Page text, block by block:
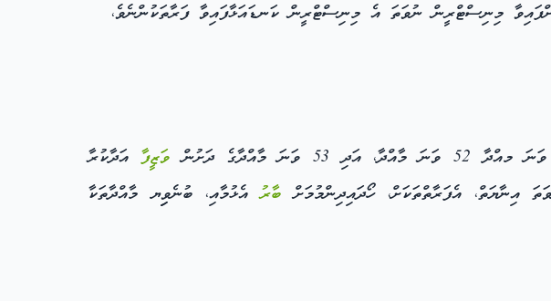
މިނިސްޓްރީން ނުވަތަ އެ މިނިސްޓްރީން ކަނޑައަޅާފައިވާ ފަރާތަކުންނެވެ،
ވަޒީފާއަދާކުރާ
އިނާޔަތް، އެފަރާތްތަކަށް، ހޯދައިދިންމުމަށް ބާރުއެޅުމާއި، ބުނެވިިޔ މާއްދާތަކާ